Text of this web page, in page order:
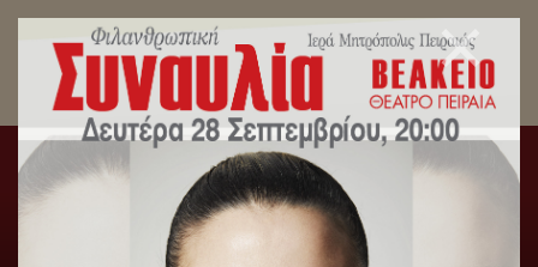
Tags archive: Ανακοινωθέντα
Σεβασμιωτάτου,